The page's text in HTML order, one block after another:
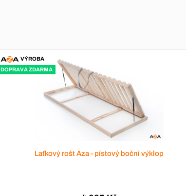
VÝROBA
DOPRAVA ZDARMA
Laťkový rošt Aza - pístový boční výklop